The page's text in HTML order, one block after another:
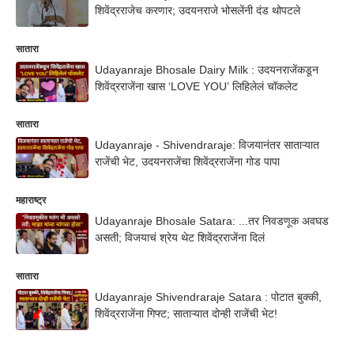
शिवेंद्रराजेच करणार; उदयनराजे भोसलेंनी दंड थोपटले
सातारा
Udayanraje Bhosale Dairy Milk : उदयनराजेंकडून
शिवेंद्रराजेंना खास ‘LOVE YOU’ लिहिलेलं चॉकलेट
सातारा
Udayanraje - Shivendraraje: विजयानंतर साताऱ्यात
राजेंची भेट, उदयनराजेंचा शिवेंद्रराजेंना गोड पापा
महाराष्ट्र
Udayanraje Bhosale Satara: ...तर निवडणूक अवघड
असती; विजयाचं श्रेय थेट शिवेंद्रराजेंना दिलं
सातारा
Udayanraje Shivendraraje Satara : पोटात बुक्की,
शिवेंद्रराजेंना गिफ्ट; साताऱ्यात दोन्ही राजेंची भेट!